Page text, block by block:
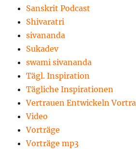
Sanskrit Podcast
Shivaratri
sivananda
Sukadev
swami sivananda
Tägl. Inspiration
Tägliche Inspirationen
Vertrauen Entwickeln
Video
Vorträge
Vorträge mp3